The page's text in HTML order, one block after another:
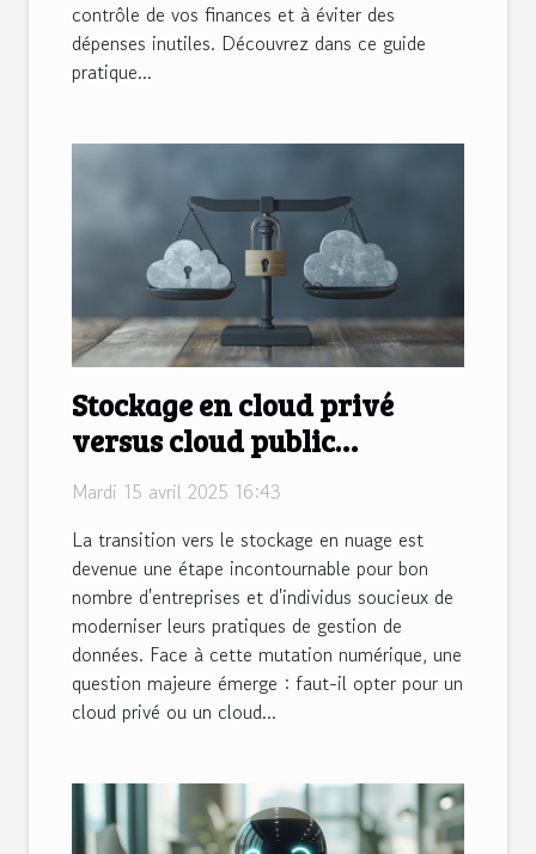
contrôle de vos finances et à éviter des
dépenses inutiles. Découvrez dans ce guide
pratique...
Stockage en cloud privé
versus cloud public
différences et avantages
Mardi 15 avril 2025 16:43
La transition vers le stockage en nuage est
devenue une étape incontournable pour bon
nombre d'entreprises et d'individus soucieux de
moderniser leurs pratiques de gestion de
données. Face à cette mutation numérique, une
question majeure émerge : faut-il opter pour un
cloud privé ou un cloud...